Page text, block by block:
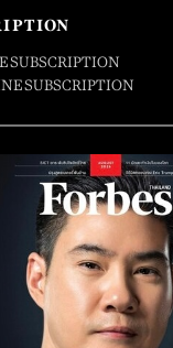
SUBSCRIPTION
SUBSCRIPTION